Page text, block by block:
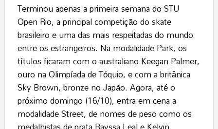
Terminou apenas a primeira semana do STU
Open Rio, a principal competição do skate
brasileiro e uma das mais respeitadas do mundo
entre os estrangeiros. Na modalidade Park, os
títulos ficaram com o australiano Keegan Palmer,
ouro na Olimpíada de Tóquio, e com a britânica
Sky Brown, bronze no Japão. Agora, até o
próximo domingo (16/10), entra em cena a
modalidade Street, de nomes de peso como os